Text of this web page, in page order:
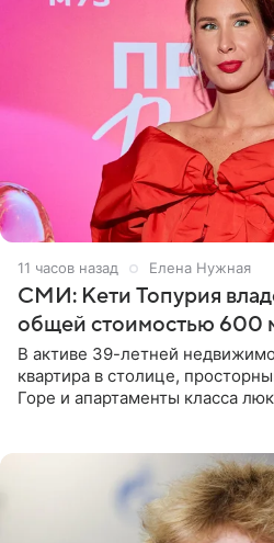
11 часов назад Елена Нужная
СМИ: Кети Топурия
общей стоимостью 600
В активе 39-летней
квартира в столице,
Горе и апартаменты класса